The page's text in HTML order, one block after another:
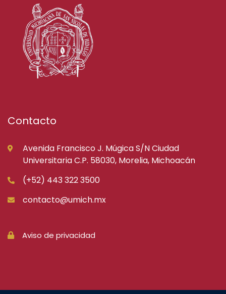
Contacto
Avenida Francisco J. Múgica S/N Ciudad
Universitaria C.P. 58030, Morelia, Michoacán
(+52) 443 322 3500
contacto@umich.mx
Aviso de privacidad